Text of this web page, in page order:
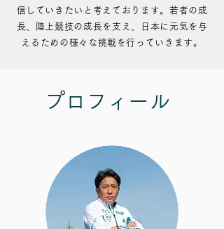
信していきたいと考えております。若者の成
長、陸上競技の成長を支え、日本に元気を与
えるための様々な挑戦を行っていきます。
​プロフィール